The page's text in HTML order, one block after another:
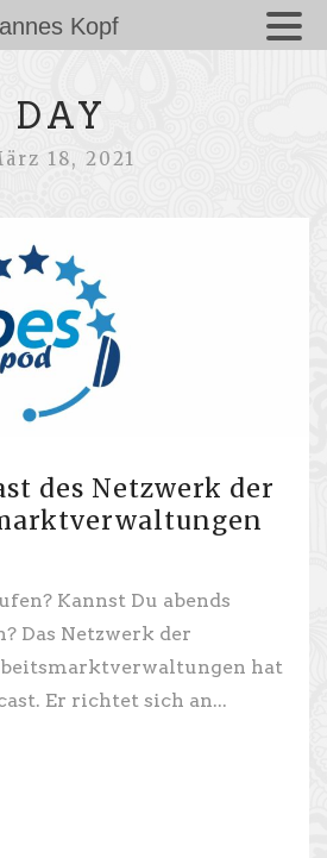
DAY
18, 2021
des Netzwerk der
Kannst Du abends
Das Netzwerk der
hat
Er richtet sich an...
Kopf